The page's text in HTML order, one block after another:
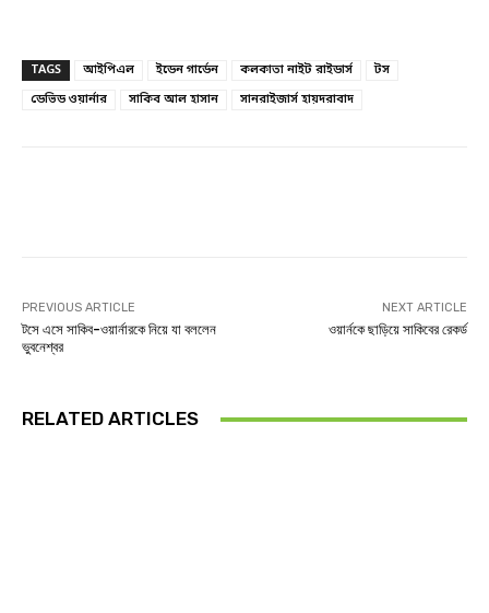
TAGS আইপিএল ইডেন গার্ডেন কলকাতা নাইট রাইডার্স
টস
ডেভিড ওয়ার্নার
সাকিব আল হাসান সানরাইজার্স হায়দরাবাদ
PREVIOUS ARTICLE
টসে এসে সাকিব-ওয়ার্নারকে নিয়ে যা বললেন
ভুবনেশ্বর
NEXT ARTICLE
ওয়ার্নকে ছাড়িয়ে সাকিবের রেকর্ড
RELATED ARTICLES